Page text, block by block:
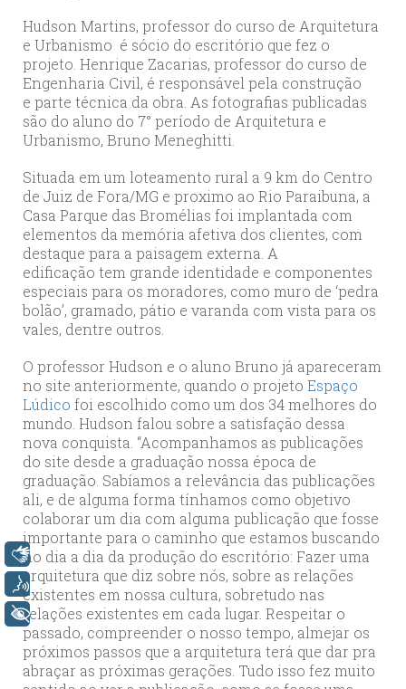
Hudson Martins, professor do curso de Arquitetura
e Urbanismo é sócio do escritório que fez o
projeto. Henrique Zacarias, professor do curso de
Engenharia Civil, é responsável pela construção
e parte técnica da obra. As fotografias publicadas
são do aluno do 7° período de Arquitetura e
Urbanismo, Bruno Meneghitti.
Situada em um loteamento rural a 9 km do Centro
de Juiz de Fora/MG e proximo ao Rio Paraibuna, a
Casa Parque das Bromélias foi implantada com
elementos da memória afetiva dos clientes, com
destaque para a paisagem externa. A
edificação tem grande identidade e componentes
especiais para os moradores, como muro de ‘pedra
bolão’, gramado, pátio e varanda com vista para os
vales, dentre outros.
O professor Hudson e o aluno Bruno já apareceram
no site anteriormente, quando o projeto Espaço
Lúdico foi escolhido como um dos 34 melhores do
mundo. Hudson falou sobre a satisfação dessa
nova conquista. “Acompanhamos as publicações
do site desde a graduação nossa época de
graduação. Sabíamos a relevância das publicações
ali, e de alguma forma tínhamos como objetivo
colaborar um dia com alguma publicação que fosse
importante para o caminho que estamos buscando
no dia a dia da produção do escritório: Fazer uma
arquitetura que diz sobre nós, sobre as relações
existentes em nossa cultura, sobretudo nas
relações existentes em cada lugar. Respeitar o
passado, compreender o nosso tempo, almejar os
próximos passos que a arquitetura terá que dar pra
abraçar as próximas gerações. Tudo isso fez muito
Libras
Voz
+ Acessibilidade